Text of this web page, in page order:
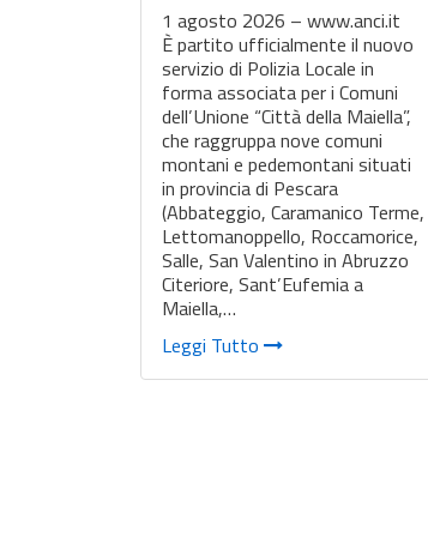
1 agosto 2026 – www.anci.it
È partito ufficialmente il nuovo
servizio di Polizia Locale in
forma associata per i Comuni
dell’Unione “Città della Maiella”,
che raggruppa nove comuni
montani e pedemontani situati
in provincia di Pescara
(Abbateggio, Caramanico Terme,
Lettomanoppello, Roccamorice,
Salle, San Valentino in Abruzzo
Citeriore, Sant’Eufemia a
Maiella,…
Leggi Tutto